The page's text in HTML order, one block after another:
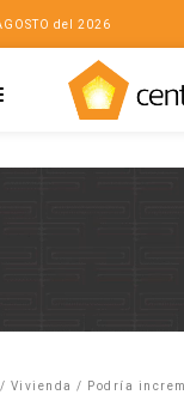
del 2026
/ Vivienda / Podría